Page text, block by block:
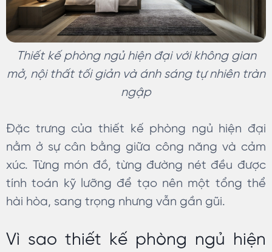
Thiết kế phòng ngủ hiện đại với không gian
mở, nội thất tối giản và ánh sáng tự nhiên tràn
ngập
Đặc trưng của thiết kế phòng ngủ hiện đại
nằm ở sự cân bằng giữa công năng và cảm
xúc. Từng món đồ, từng đường nét đều được
tính toán kỹ lưỡng để tạo nên một tổng thể
hài hòa, sang trọng nhưng vẫn gần gũi.
Vì sao thiết kế phòng ngủ hiện